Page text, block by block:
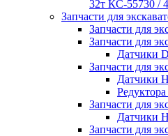
32т КС-55730 /
Запчасти для
Запчасти для
Запчасти для
Датчики
Запчасти для
Датчики
Запчасти для
Датчики
Запчасти для